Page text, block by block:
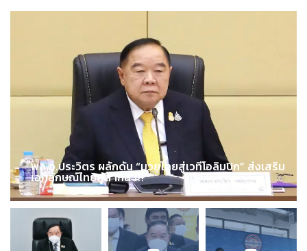
พล.อ.ประวิตร ผลักดัน “มวยไทยสู่เวทีโอลิมปิก” ส่งเสริม
เอกลักษณ์ไทยสู่สากล !!!